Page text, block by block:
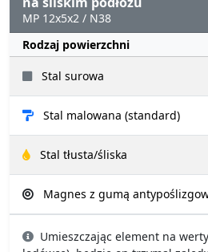
MP 12x5x2 / N38
Rodzaj powierzchni
Stal surowa
Stal malowana (standard)
Stal tłusta/śliska
Magnes z gumą
Umieszczając element na